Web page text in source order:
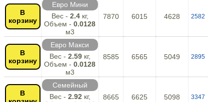
В
корзину
Евро Мини
Вес - 2.4кг,
Объем -0.0128
м3
7870 6015 4628 2582
В
корзину
Евро Макси
Вес - 2.59кг,
Объем -0.0128
м3
8585 6565 5049 2895
В
Семейный
Вес - 2.92 кг,
8665 6625 5098 3347